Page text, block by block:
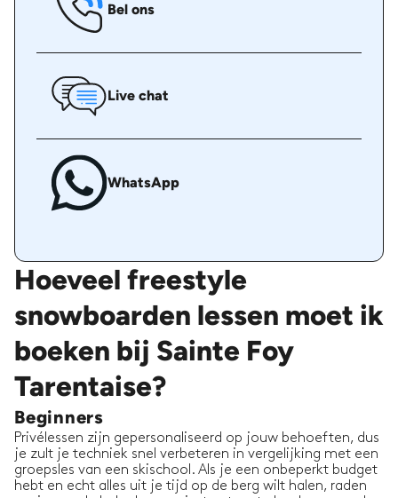
Bel ons
Live chat
WhatsApp
Hoeveel freestyle
snowboarden lessen moet ik
boeken bij Sainte Foy
Tarentaise?
Beginners
Privélessen zijn gepersonaliseerd op jouw behoeften, dus
je zult je techniek snel verbeteren in vergelijking met een
groepsles van een skischool. Als je een onbeperkt budget
hebt en echt alles uit je tijd op de berg wilt halen, raden